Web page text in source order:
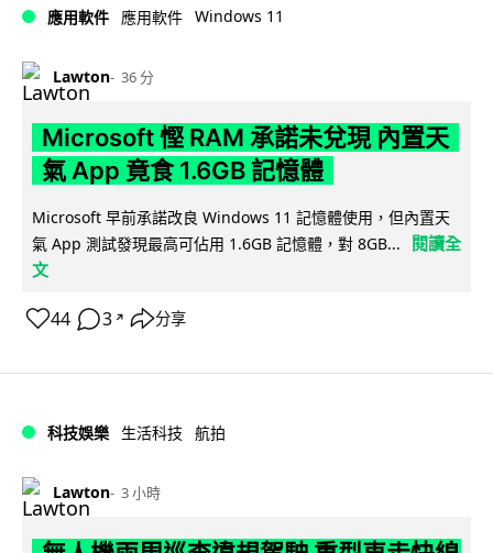
應用軟件 應用軟件 Windows 11
Lawton 36 分
Microsoft 慳 RAM 承諾未兌現 內置天
氣 App 竟食 1.6GB 記憶體
Microsoft 早前承諾改良 Windows 11 記憶體使用，但內置天
氣 App 測試發現最高可佔用 1.6GB 記憶體，對 8GB...
閱讀全
文
44 3 ↗ 分享
科技娛樂 生活科技 航拍
Lawton 3 小時